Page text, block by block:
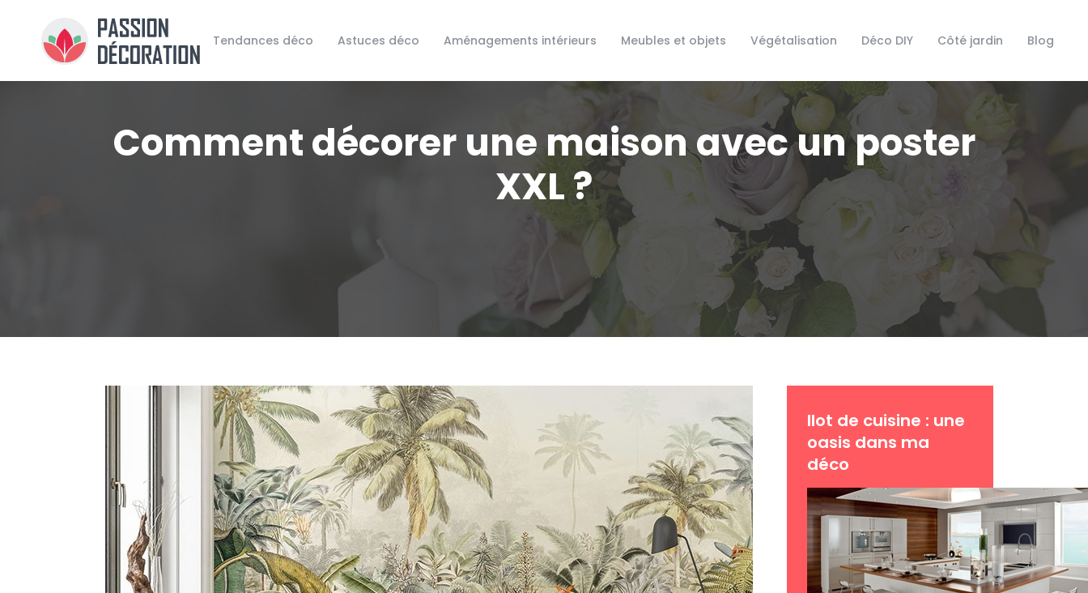
Tendances déco Astuces déco Aménagements intérieurs Meubles et objets Végétalisation Déco DIY Côté jardin Blog
Comment décorer une maison avec un poster
XXL ?
Ilot de cuisine : une
oasis dans ma
déco